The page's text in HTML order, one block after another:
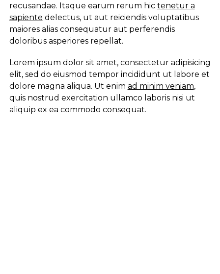
recusandae. Itaque earum rerum hic tenetur a
sapiente delectus, ut aut reiciendis voluptatibus
maiores alias consequatur aut perferendis
doloribus asperiores repellat.
Lorem ipsum dolor sit amet, consectetur adipisicing
elit, sed do eiusmod tempor incididunt ut labore et
dolore magna aliqua. Ut enim ad minim veniam,
quis nostrud exercitation ullamco laboris nisi ut
aliquip ex ea commodo consequat.